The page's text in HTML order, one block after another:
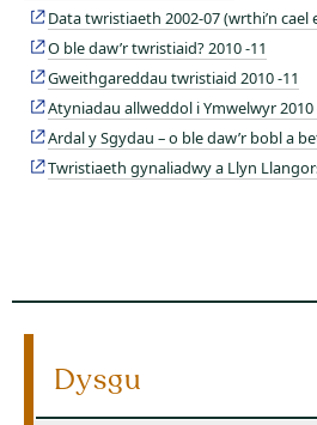
Data twristiaeth 2002-07 (wrthi’n
O ble daw’r twristiaid? 2010 -11
Gweithgareddau twristiaid 2010 -11
Atyniadau allweddol i Ymwelwyr 2010
Ardal y Sgydau – o ble daw’r bobl a
Twristiaeth gynaliadwy a Llyn
Dysgu